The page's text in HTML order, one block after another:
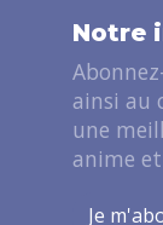
Notre
ainsi au
une
anime
Je